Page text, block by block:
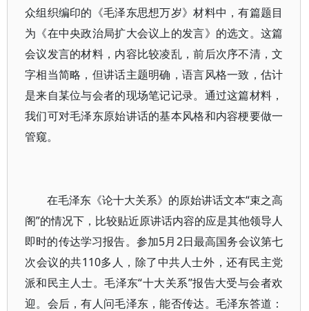
众组织编印的《毛泽东思想万岁》材料中，有篇题目
为《在中央政治局扩大会议上的发言》的选文。这篇
会议发言的材料，内容比较凌乱，前后次序不清，文
字相当简略，但讲话主题明确，语言风格一致，估计
是来自某位与会者的现场笔记记录。通过这篇材料，
我们可对毛泽东原始讲话的基本风格和内容梗要做一
管窥。
在毛泽东《论十大关系》的原始讲话文本“束之高
阁”的情况下，比较贴近原讲话内容的应是其他领导人
即时的传达学习报告。参加5月2日最高国务会议第七
次会议的共110多人，除了中共人士外，还有民主党
派和民主人士。毛泽东“十大关系”报告大受与会者欢
迎。会后，有人问毛泽东，能否传达。毛泽东答道：